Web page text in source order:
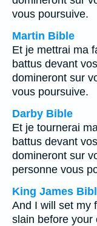
vous poursuive.
Martin Bible
Et je mettrai ma
battus devant
domineront sur
vous poursuive.
Darby Bible
Et je tournerai
battus devant
domineront sur
personne vous
King James
And I will set my
slain before your